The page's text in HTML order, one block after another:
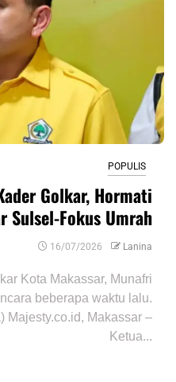
POPULIS
Golkar, Hormati
Sulsel-Fokus Umrah
16/07/2026 Lanina
Kota Makassar, Munafri
beberapa waktu lalu.
Majesty.co.id, Makassar –
Ketua...